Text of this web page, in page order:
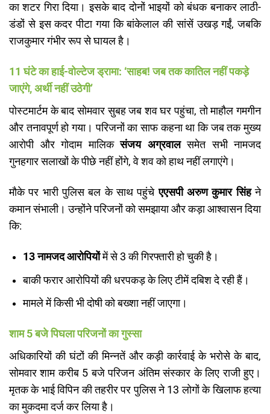
का शटर गिरा दिया। इसके बाद दोनों भाइयों को बंधक बनाकर लाठी-
डंडों से इस कदर पीटा गया कि बांकेलाल की सांसें उखड़ गईं, जबकि
राजकुमार गंभीर रूप से घायल है।
11 घंटे का हाई-वोल्टेज ड्रामा: ‘साहब! जब तक कातिल नहीं पकड़े
जाएंगे, अर्थी नहीं उठेगी’
​पोस्टमार्टम के बाद सोमवार सुबह जब शव घर पहुंचा, तो माहौल गमगीन
और तनावपूर्ण हो गया। परिजनों का साफ कहना था कि जब तक मुख्य
आरोपी और गोदाम मालिकसंजय अग्रवालसमेत सभी नामजद
गुनहगार सलाखों के पीछे नहीं होंगे, वे शव को हाथ नहीं लगाएंगे।
​मौके पर भारी पुलिस बल के साथ पहुंचेएएसपी अरुण कुमार सिंहने
कमान संभाली। उन्होंने परिजनों को समझाया और कड़ा आश्वासन दिया
कि:
13 नामजद आरोपियोंमें से 3 की गिरफ्तारी हो चुकी है।
​बाकी फरार आरोपियों की धरपकड़ के लिए टीमें दबिश दे रही हैं।
​मामले में किसी भी दोषी को बख्शा नहीं जाएगा।
शाम 5 बजे पिघला परिजनों का गुस्सा
​अधिकारियों की घंटों की मिन्नतें और कड़ी कार्रवाई के भरोसे के बाद,
सोमवार शाम करीब 5 बजे परिजन अंतिम संस्कार के लिए राजी हुए।
मृतक के भाई विपिन की तहरीर पर पुलिस ने 13 लोगों के खिलाफ हत्या
का मुकदमा दर्ज कर लिया है।